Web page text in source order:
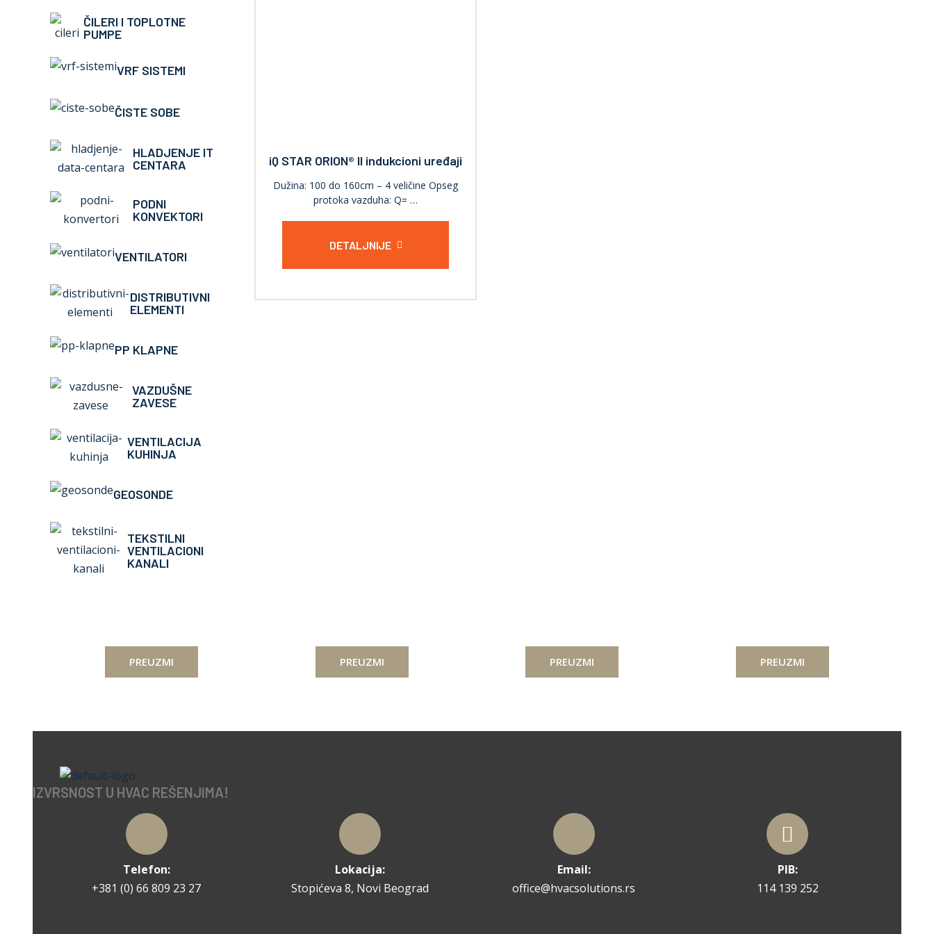
ČILERI I TOPLOTNE
PUMPE
VRF SISTEMI
ČISTE SOBE
HLADJENJE IT
CENTARA
PODNI
KONVEKTORI
VENTILATORI
DISTRIBUTIVNI
ELEMENTI
PP KLAPNE
VAZDUŠNE
ZAVESE
VENTILACIJA
KUHINJA
GEOSONDE
TEKSTILNI
VENTILACIONI
KANALI
iQ STAR ORION® II indukcioni uređaji
Dužina: 100 do 160cm – 4 veličine Opseg
protoka vazduha: Q= …
DETALJNIJE
PREUZMI PREUZMI PREUZMI PREUZMI
IZVRSNOST U HVAC REŠENJIMA!
Telefon:
+381 (0) 66 809 23 27
Lokacija:
Stopićeva 8, Novi Beograd
Email:
office@hvacsolutions.rs
PIB:
114 139 252